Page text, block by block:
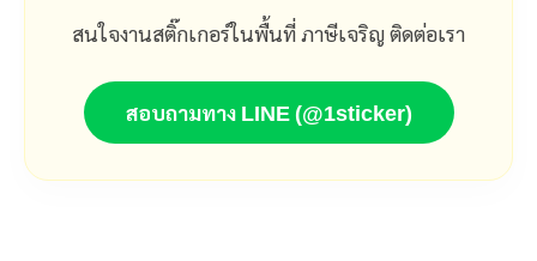
สนใจงานสติ๊กเกอร์ในพื้นที่ ภาษีเจริญ ติดต่อเรา
สอบถามทาง LINE (@1sticker)